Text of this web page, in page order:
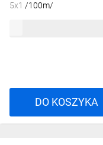
5x1 /100m/
DO KOSZYKA